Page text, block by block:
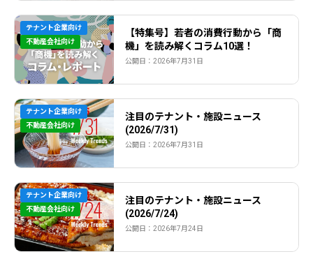
【特集号】若者の消費行動から「商
機」を読み解くコラム10選！
公開日：2026年7月31日
テナント企業向け
不動産会社向け
注目のテナント・施設ニュース
(2026/7/31)
公開日：2026年7月31日
テナント企業向け
不動産会社向け
注目のテナント・施設ニュース
(2026/7/24)
公開日：2026年7月24日
テナント企業向け
不動産会社向け